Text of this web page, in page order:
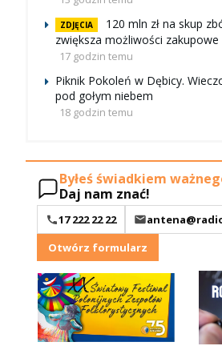
ZDJĘCIA
120 mln zł na skup
zwiększa możliwości zakupowe
17 godzin temu
Piknik Pokoleń w Dębicy.
pod gołym niebem
18 godzin temu
Byłeś świadkiem
Daj nam znać!
17 222 22 22
Otwórz formularz